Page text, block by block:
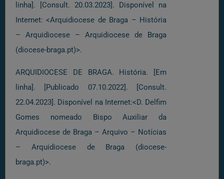
linha]. [Consult. 20.03.2023]. Disponível na
Internet: <Arquidiocese de Braga – História
– Arquidiocese – Arquidiocese de Braga
(diocese-braga.pt)>.
ARQUIDIOCESE DE BRAGA. História. [Em
linha]. [Publicado 07.10.2022]. [Consult.
22.04.2023]. Disponível na Internet:<D. Delfim
Gomes nomeado Bispo Auxiliar da
Arquidiocese de Braga – Arquivo – Notícias
– Arquidiocese de Braga (diocese-
braga.pt)>.